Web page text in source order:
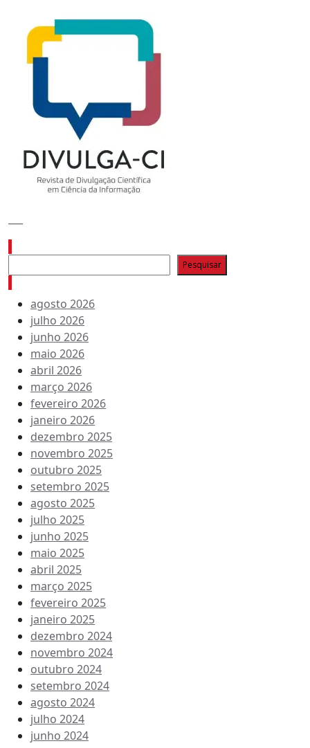
Pesquisar
agosto 2026
julho 2026
junho 2026
maio 2026
abril 2026
março 2026
fevereiro 2026
janeiro 2026
dezembro 2025
novembro 2025
outubro 2025
setembro 2025
agosto 2025
julho 2025
junho 2025
maio 2025
abril 2025
março 2025
fevereiro 2025
janeiro 2025
dezembro 2024
novembro 2024
outubro 2024
setembro 2024
agosto 2024
julho 2024
junho 2024